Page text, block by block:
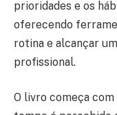
prioridades e os
oferecendo
rotina e alcançar
profissional.
O livro começa com